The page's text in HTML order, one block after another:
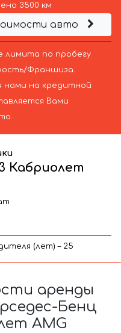
3500 км
авто
лимита по пробегу
Франшиза.
нами на кредитной
Вами
Кабриолет
(лет) – 25
аренды
Бенц
AMG